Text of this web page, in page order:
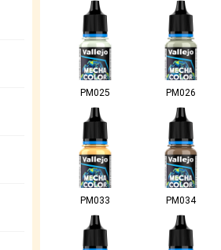
PM025 PM026
PM033 PM034